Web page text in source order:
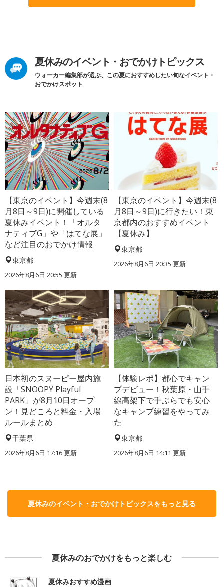
夏休みのイベント・おでかけトピックス
ウォーカー編集部が選ぶ、この夏におすすめしたい旬なイベント・
おでかけスポット
【東京のイベント】今週末(8
月8日～9日)に開催している
夏休みイベント！「オルタ
ナティブG」や「はてな展」
など注目のおでかけ情報
東京都
2026年8月6日 20:55 更新
【東京のイベント】今週末(8
月8日～9日)に行きたい！東
京都内のおすすめイベント
【夏休み】
東京都
2026年8月6日 20:35 更新
日本初のスヌーピー屋内施
設「SNOOPY Playful
PARK」が8月10日オープ
ン！見どころと料金・入場
ルールまとめ
千葉県
2026年8月6日 17:16更新
【体験レポ】都心でキャン
プデビュー！秋葉原・山手
線高架下で手ぶらでも安心
なキャンプ練習をやってみ
た
東京都
2026年8月6日 14:11 更新
夏休みのイベント・おでかけトピックスをもっと見る
夏休みのおでかけをもっと楽しむ
夏休みおすすめ漫画